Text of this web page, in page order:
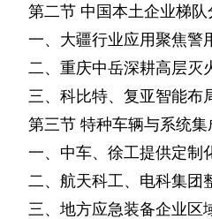
第二节 中国本土企业梯队
一、大疆行业应用聚焦警
二、重庆中岳深耕高层灭
三、科比特、复亚智能布
第三节 特种车辆与系统集
一、中车、徐工提供定制
二、航天科工、电科集团
三、地方应急装备企业区